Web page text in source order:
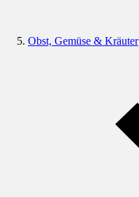
Obst, Gemüse & Kräuter